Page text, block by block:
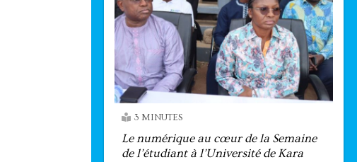
3 MINUTES
Le numérique au cœur de la Semaine
de l’étudiant à l’Université de Kara